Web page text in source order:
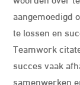
aangemoedigd
te lossen en
Teamwork
succes vaak
samenwerken